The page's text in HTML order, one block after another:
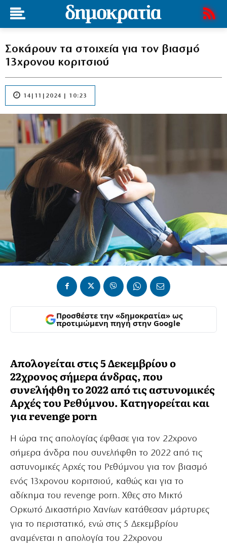
Σοκάρουν τα στοιχεία για τον βιασμό
13χρονου κοριτσιού
14|11|2024 | 10:23
Προσθέστε την «δημοκρατία» ως
προτιμώμενη πηγή στην Google
Απολογείται στις 5 Δεκεμβρίου ο
22χρονος σήμερα άνδρας, που
συνελήφθη το 2022 από τις αστυνομικές
Αρχές του Ρεθύμνου. Κατηγορείται και
για revenge porn
Η ώρα της απολογίας έφθασε για τον 22χρονο
σήμερα άνδρα που συνελήφθη το 2022 από τις
αστυνομικές Αρχές του Ρεθύμνου για τον βιασμό
ενός 13χρονου κοριτσιού, καθώς και για το
αδίκημα του revenge porn. Χθες στο Μικτό
Ορκωτό Δικαστήριο Χανίων κατάθεσαν μάρτυρες
για το περιστατικό, ενώ στις 5 Δεκεμβρίου
αναμένεται η απολογία του 22χρονου